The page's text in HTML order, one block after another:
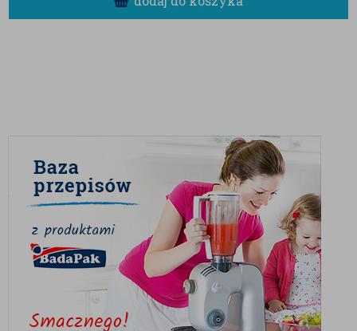
elegancka przekąska do kawy lub herbaty,
MIGDAŁY W CIEMNEJ
CZEKOLADZIE?
To produkt, który łączy prostotę i luksus. Migdały są
cenione za swój delikatny, lekko maślany smak i
chrupiącą strukturę, a ciemna czekolada nadaje im
wyjątkowej głębi i elegancji. Każdy kęs to połączenie
intensywnego aromatu kakao z naturalną słodyczą
orzechów – idealne rozwiązanie dla koneserów
dobrego smaku.